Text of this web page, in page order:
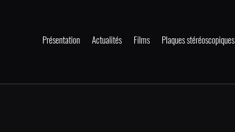
Présentation Actualités Films Plaques stéréoscopiques